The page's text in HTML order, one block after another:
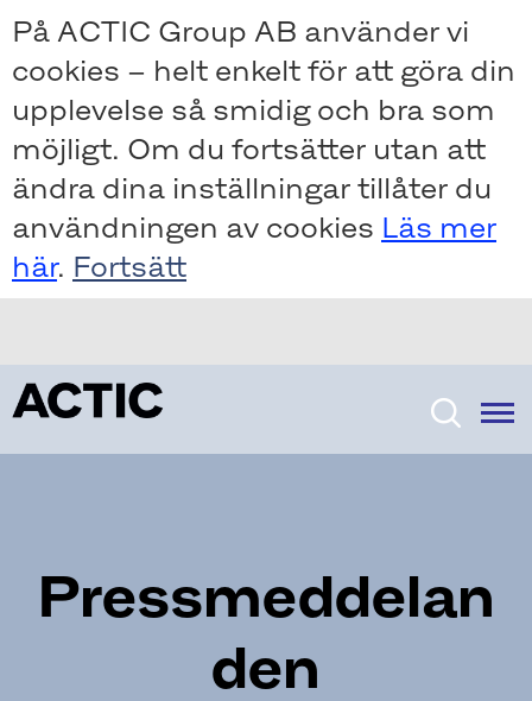
Skip
to
main
content
Skip
to
main
content
På ACTIC Group AB använder vi
cookies – helt enkelt för att göra din
upplevelse så smidig och bra som
möjligt. Om du fortsätter utan att
ändra dina inställningar tillåter du
användningen av cookies Läs mer
här.
Pressmeddelan
den